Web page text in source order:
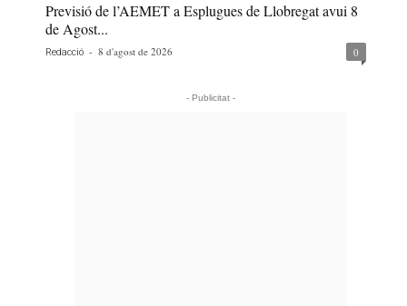
Previsió de l’AEMET a Esplugues de Llobregat avui 8
de Agost...
Redacció - 8 d'agost de 2026 0
- Publicitat -